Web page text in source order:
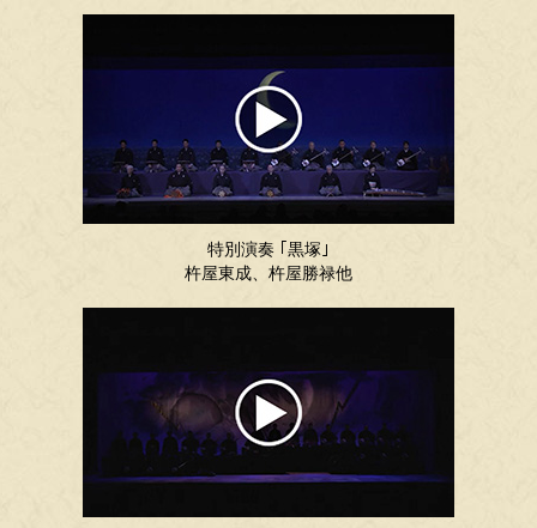
特別演奏 ｢黒塚｣
杵屋東成、杵屋勝禄他